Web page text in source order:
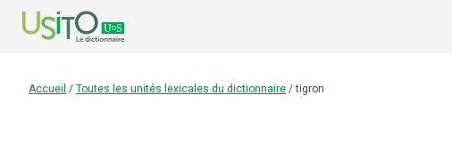
Accueil / Toutes les unités lexicales du dictionnaire / tigron